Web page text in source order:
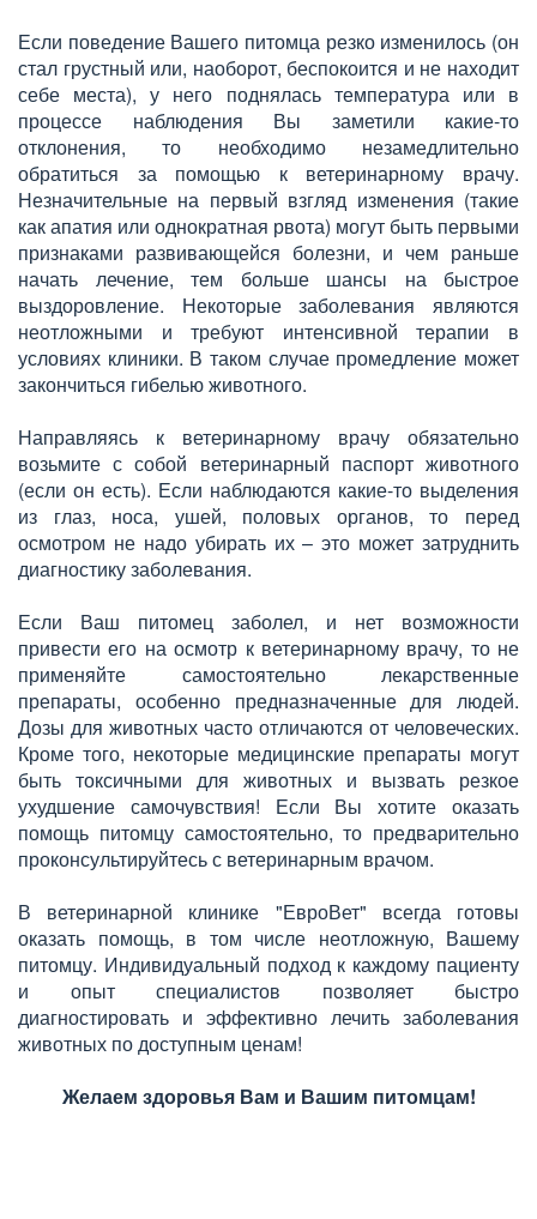
Если поведение Вашего питомца резко изменилось (он
стал грустный или, наоборот, беспокоится и не находит
себе места), у него поднялась температура или в
процессе наблюдения Вы заметили какие-то
отклонения, то необходимо незамедлительно
обратиться за помощью к ветеринарному врачу.
Незначительные на первый взгляд изменения (такие
как апатия или однократная рвота) могут быть первыми
признаками развивающейся болезни, и чем раньше
начать лечение, тем больше шансы на быстрое
выздоровление. Некоторые заболевания являются
неотложными и требуют интенсивной терапии в
условиях клиники. В таком случае промедление может
закончиться гибелью животного.
Направляясь к ветеринарному врачу обязательно
возьмите с собой ветеринарный паспорт животного
(если он есть). Если наблюдаются какие-то выделения
из глаз, носа, ушей, половых органов, то перед
осмотром не надо убирать их – это может затруднить
диагностику заболевания.
Если Ваш питомец заболел, и нет возможности
привести его на осмотр к ветеринарному врачу, то не
применяйте самостоятельно лекарственные
препараты, особенно предназначенные для людей.
Дозы для животных часто отличаются от человеческих.
Кроме того, некоторые медицинские препараты могут
быть токсичными для животных и вызвать резкое
ухудшение самочувствия! Если Вы хотите оказать
помощь питомцу самостоятельно, то предварительно
проконсультируйтесь с ветеринарным врачом.
В ветеринарной клинике "ЕвроВет" всегда готовы
оказать помощь, в том числе неотложную, Вашему
питомцу. Индивидуальный подход к каждому пациенту
и опыт специалистов позволяет быстро
диагностировать и эффективно лечить заболевания
животных по доступным ценам!
Желаем здоровья Вам и Вашим питомцам!